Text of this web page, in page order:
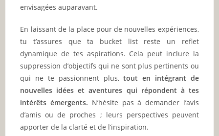
envisagées auparavant.
En laissant de la place pour de nouvelles expériences,
tu t’assures que ta bucket list reste un reflet
dynamique de tes aspirations. Cela peut inclure la
suppression d’objectifs qui ne sont plus pertinents ou
qui ne te passionnent plus,tout en intégrant de
nouvelles idées et aventures qui répondent à tes
intérêts émergents. N’hésite pas à demander l’avis
d’amis ou de proches ; leurs perspectives peuvent
apporter de la clarté et de l’inspiration.